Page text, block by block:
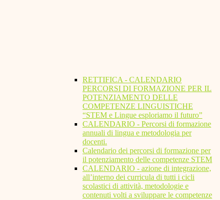
RETTIFICA - CALENDARIO
PERCORSI DI FORMAZIONE PER IL
POTENZIAMENTO DELLE
COMPETENZE LINGUISTICHE
“STEM e Lingue esploriamo il futuro”
CALENDARIO - Percorsi di formazione
annuali di lingua e metodologia per
docenti.
Calendario dei percorsi di formazione per
il potenziamento delle competenze STEM
CALENDARIO - azione di integrazione,
all’interno dei curricula di tutti i cicli
scolastici di attività, metodologie e
contenuti volti a sviluppare le competenze